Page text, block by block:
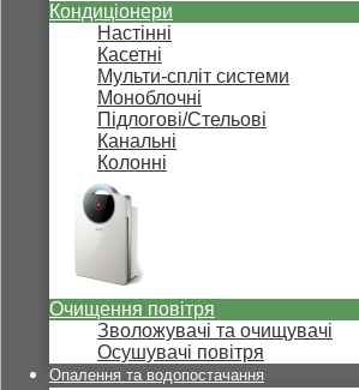
Кондиціонери
Настінні
Касетні
Мульти-спліт системи
Моноблочні
Підлогові/Стельові
Канальні
Колонні
Очищення повітря
Зволожувачі та очищувачі
Осушувачі повітря
Опалення та водопостачання